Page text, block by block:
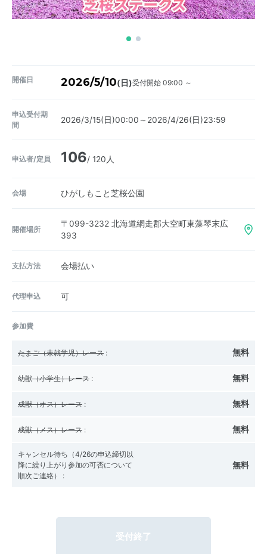
開催日 2026/5/10(日)受付開始 09:00 ～
申込受付期
間
2026/3/15(日)00:00～2026/4/26(日)23:59
申込者/定員 106/ 120人
会場 ひがしもこと芝桜公園
開催場所
〒099-3232 北海道網走郡大空町東藻琴末広
393
支払方法 会場払い
代理申込 可
参加費
たまご（未就学児）レース : 無料
幼獣（小学生）レース : 無料
成獣（オス）レース : 無料
成獣（メス）レース : 無料
キャンセル待ち（4/26の申込締切以
降に繰り上がり参加の可否について
順次ご連絡） :
無料
受付終了